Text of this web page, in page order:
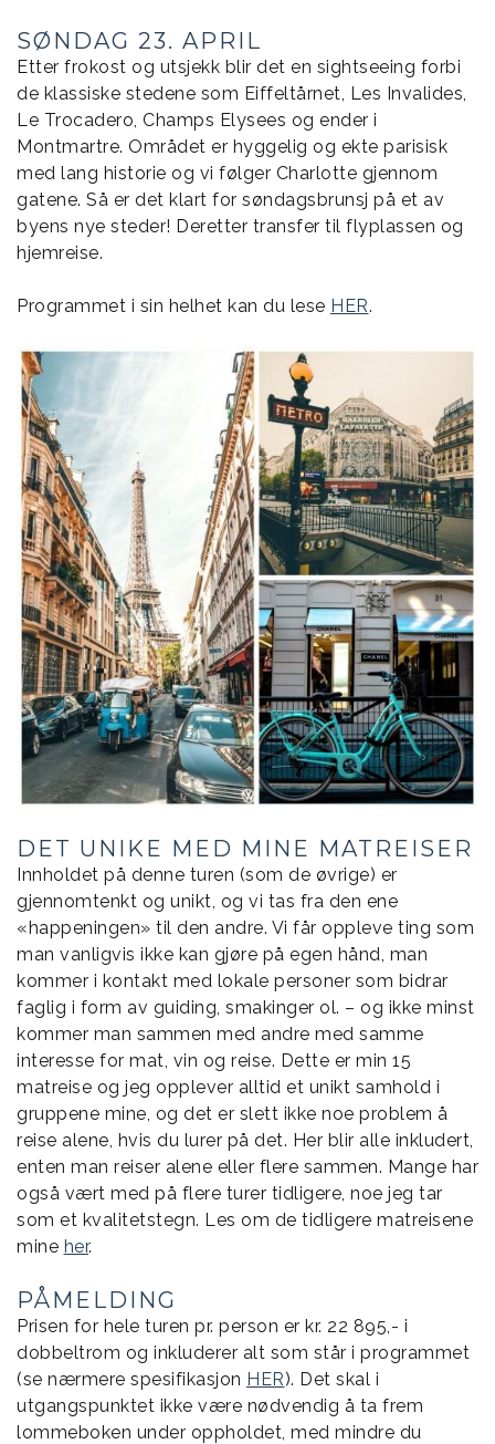
SØNDAG 23. APRIL
Etter frokost og utsjekk blir det en sightseeing forbi
de klassiske stedene som Eiffeltårnet, Les Invalides,
Le Trocadero, Champs Elysees og ender i
Montmartre. Området er hyggelig og ekte parisisk
med lang historie og vi følger Charlotte gjennom
gatene. Så er det klart for søndagsbrunsj på et av
byens nye steder! Deretter transfer til flyplassen og
hjemreise.
Programmet i sin helhet kan du lese HER.
DET UNIKE MED MINE MATREISER
Innholdet på denne turen (som de øvrige) er
gjennomtenkt og unikt, og vi tas fra den ene
«happeningen» til den andre. Vi får oppleve ting som
man vanligvis ikke kan gjøre på egen hånd, man
kommer i kontakt med lokale personer som bidrar
faglig i form av guiding, smakinger ol. – og ikke minst
kommer man sammen med andre med samme
interesse for mat, vin og reise. Dette er min 15
matreise og jeg opplever alltid et unikt samhold i
gruppene mine, og det er slett ikke noe problem å
reise alene, hvis du lurer på det. Her blir alle inkludert,
enten man reiser alene eller flere sammen. Mange har
også vært med på flere turer tidligere, noe jeg tar
som et kvalitetstegn. Les om de tidligere matreisene
mine her.
PÅMELDING
Prisen for hele turen pr. person er kr. 22 895,- i
dobbeltrom og inkluderer alt som står i programmet
(se nærmere spesifikasjon HER). Det skal i
utgangspunktet ikke være nødvendig å ta frem
lommeboken under oppholdet, med mindre du